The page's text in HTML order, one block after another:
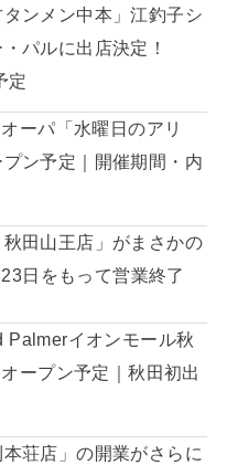
タンメン中本」江釣子シ
パルに出店決定！
定
ーパ「水曜日のアリ
ン予定｜開催期間・内
秋田山王店」がまさかの
日をもって営業終了
Palmerイオンモール秋
ープン予定｜秋田初出
本荘店」の開業がさらに